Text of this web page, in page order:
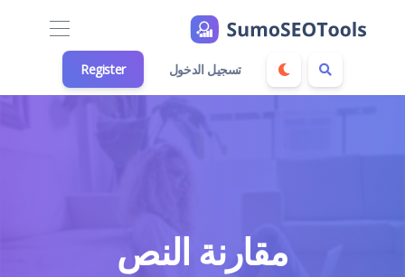
تسجيل الدخول Register
مقارنة النص